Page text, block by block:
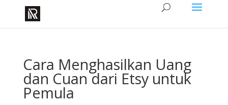
Cara Menghasilkan Uang
dan Cuan dari Etsy untuk
Pemula